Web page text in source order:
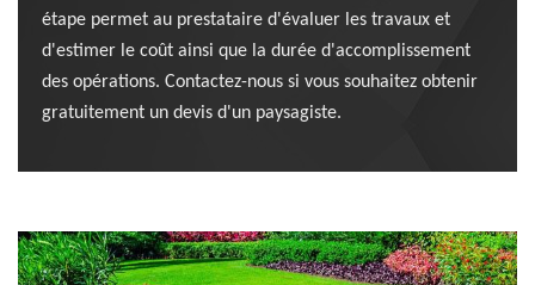
étape permet au prestataire d'évaluer les travaux et
d'estimer le coût ainsi que la durée d'accomplissement
des opérations. Contactez-nous si vous souhaitez obtenir
gratuitement un devis d'un paysagiste.